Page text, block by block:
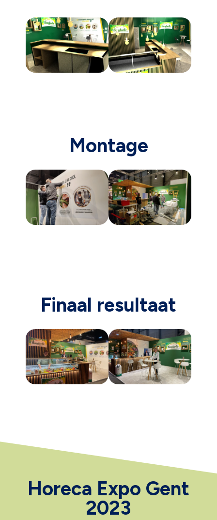
Montage
Finaal resultaat
Horeca Expo Gent
2023